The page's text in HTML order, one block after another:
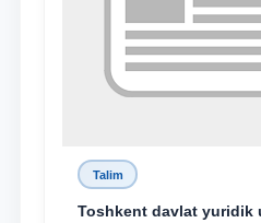
Talim
Toshkent davlat yuridik